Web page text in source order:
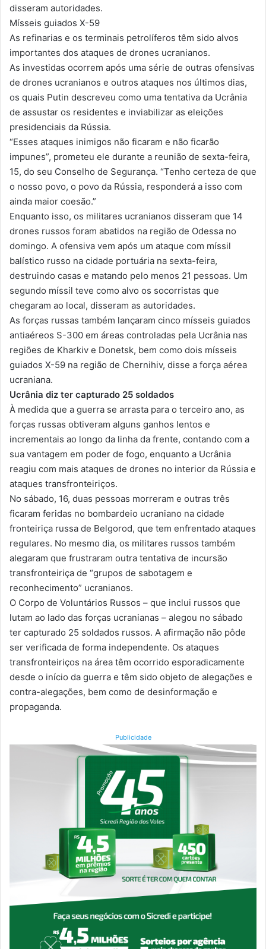
disseram autoridades.
Mísseis guiados X-59
As refinarias e os terminais petrolíferos têm sido alvos
importantes dos ataques de drones ucranianos.
As investidas ocorrem após uma série de outras ofensivas
de drones ucranianos e outros ataques nos últimos dias,
os quais Putin descreveu como uma tentativa da Ucrânia
de assustar os residentes e inviabilizar as eleições
presidenciais da Rússia.
“Esses ataques inimigos não ficaram e não ficarão
impunes”, prometeu ele durante a reunião de sexta-feira,
15, do seu Conselho de Segurança. “Tenho certeza de que
o nosso povo, o povo da Rússia, responderá a isso com
ainda maior coesão.”
Enquanto isso, os militares ucranianos disseram que 14
drones russos foram abatidos na região de Odessa no
domingo. A ofensiva vem após um ataque com míssil
balístico russo na cidade portuária na sexta-feira,
destruindo casas e matando pelo menos 21 pessoas. Um
segundo míssil teve como alvo os socorristas que
chegaram ao local, disseram as autoridades.
As forças russas também lançaram cinco mísseis guiados
antiaéreos S-300 em áreas controladas pela Ucrânia nas
regiões de Kharkiv e Donetsk, bem como dois mísseis
guiados X-59 na região de Chernihiv, disse a força aérea
ucraniana.
Ucrânia diz ter capturado 25 soldados
À medida que a guerra se arrasta para o terceiro ano, as
forças russas obtiveram alguns ganhos lentos e
incrementais ao longo da linha da frente, contando com a
sua vantagem em poder de fogo, enquanto a Ucrânia
reagiu com mais ataques de drones no interior da Rússia e
ataques transfronteiriços.
No sábado, 16, duas pessoas morreram e outras três
ficaram feridas no bombardeio ucraniano na cidade
fronteiriça russa de Belgorod, que tem enfrentado ataques
regulares. No mesmo dia, os militares russos também
alegaram que frustraram outra tentativa de incursão
transfronteiriça de “grupos de sabotagem e
reconhecimento” ucranianos.
O Corpo de Voluntários Russos – que inclui russos que
lutam ao lado das forças ucranianas – alegou no sábado
ter capturado 25 soldados russos. A afirmação não pôde
ser verificada de forma independente. Os ataques
transfronteiriços na área têm ocorrido esporadicamente
desde o início da guerra e têm sido objeto de alegações e
contra-alegações, bem como de desinformação e
propaganda.
Publicidade